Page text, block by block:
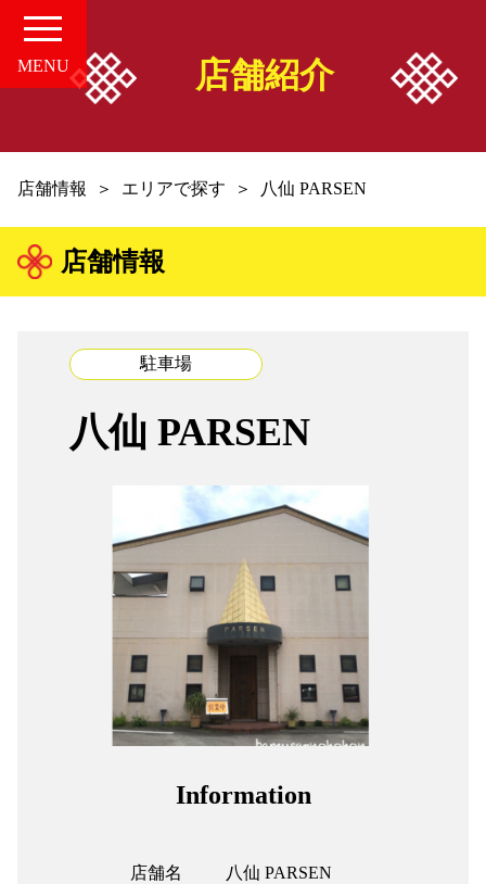
MENU
愛知の中華案内所
店舗情報
お問い合せ
組合加入案内
052-241-
店舗紹介
店舗情報 エリアで探す 八仙 PARSEN
店舗情報
駐車場
八仙 PARSEN
Information
店舗名 八仙 PARSEN